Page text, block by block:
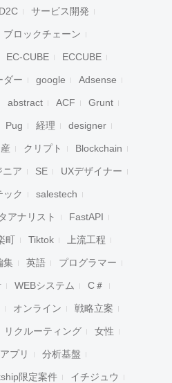
D2C サービス開発
ブロックチェーン
EC-CUBE ECCUBE
ダー google Adsense
abstract ACF Grunt
Pug 経理 designer
クリプト Blockchain
ニア SE UXデザイナー
ック salestech
アナリスト FastAPI
町 Tiktok 上流工程
集 英語 プログラマー
WEBシステム C＃
オンライン 戦略立案
リクルーティング 女性
プリ 分析基盤
限定案件 イチジュウ